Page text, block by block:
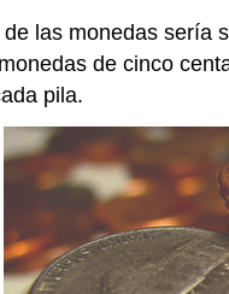
las monedas
de cinco
pila.